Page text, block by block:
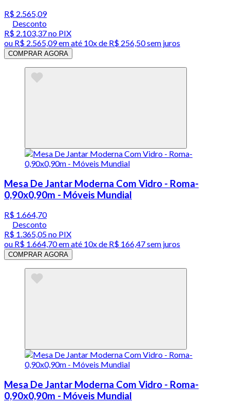
R$ 2.565,09
Desconto
R$ 2.103,37no PIX
ou R$ 2.565,09em até 10x de R$ 256,50 sem juros
COMPRAR AGORA
Mesa De Jantar Moderna Com Vidro - Roma-
0,90x0,90m - Móveis Mundial
R$ 1.664,70
Desconto
R$ 1.365,05no PIX
ou R$ 1.664,70em até 10x de R$ 166,47 sem juros
COMPRAR AGORA
Mesa De Jantar Moderna Com Vidro - Roma-
0,90x0,90m - Móveis Mundial